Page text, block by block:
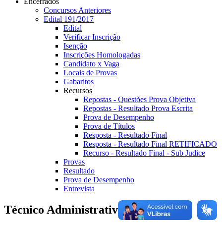
Concursos Anteriores
Edital 191/2017
Edital
Verificar Inscrição
Isenção
Inscrições Homologadas
Candidato x Vaga
Locais de Provas
Gabaritos
Recursos
Repostas - Questões Prova Objetiva
Repostas - Resultado Prova Escrita
Prova de Desempenho
Prova de Títulos
Resposta - Resultado Final
Resposta - Resultado Final RETIFICADO
Recurso - Resultado Final - Sub Judice
Provas
Resultado
Prova de Desempenho
Entrevista
Técnico Administrativo